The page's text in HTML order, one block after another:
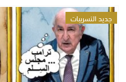
جديد التسريبات